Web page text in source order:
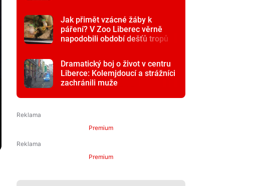
Jak přimět vzácné žáby k
páření? V Zoo Liberec věrně
napodobili období dešťů tropů
Dramatický boj o život v centru
Liberce: Kolemjdoucí a strážníci
zachránili muže
Premium
Premium